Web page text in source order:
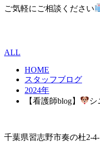
ご気軽にご相談ください
ALL
HOME
スタッフブログ
2024年
【看護師blog】
シ
千葉県習志野市奏の杜2-4-